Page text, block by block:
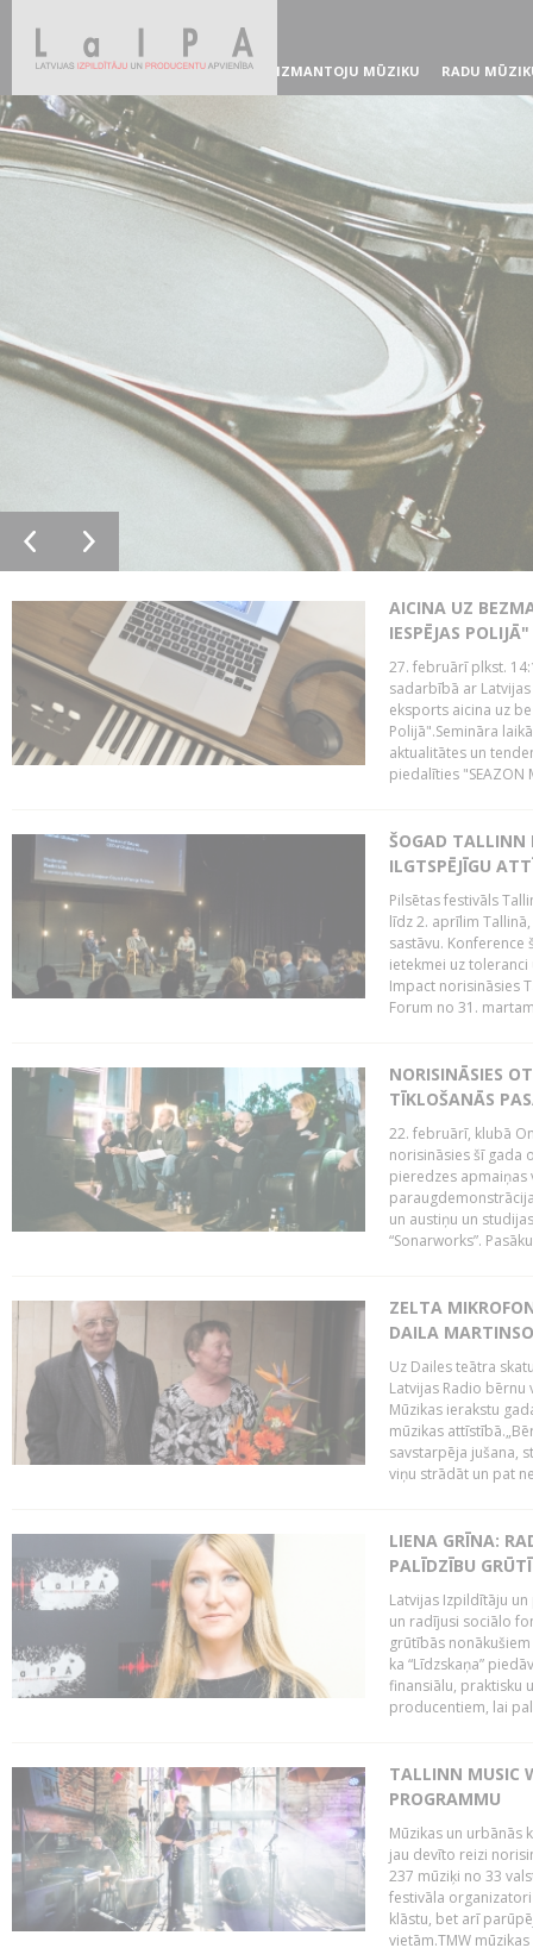
IZMANTOJU MŪZIKU RADU
AICINA UZ
IESPĒJAS POLIJĀ"
27. februārī plkst.
sadarbībā ar
eksports aicina uz
Polijā".Semināra
aktualitātes un
piedalīties "SEAZON
ŠOGAD TALLINN
ILGTSPĒJĪGU
Pilsētas festivāls
līdz 2. aprīlim
sastāvu.
ietekmei uz
Impact norisināsies
Forum no 31.
NORISINĀSIES
TĪKLOŠANĀS
22. februārī, klubā
norisināsies šī gada
pieredzes apmaiņas
un austiņu un
“Sonarworks”.
ZELTA
DAILA
Uz Dailes teātra
Latvijas Radio
Mūzikas ierakstu
mūzikas
savstarpēja jušana,
viņu strādāt un pat
LIENA GRĪNA:
PALĪDZĪBU
Latvijas Izpildītāju
un radījusi sociālo
grūtībās
ka “Līdzskaņa”
finansiālu, praktisku
producentiem, lai
TALLINN MUSIC
PROGRAMMU
Mūzikas un urbānās
jau devīto reizi
237 mūziķi no 33
festivāla
klāstu, bet arī
vietām.TMW